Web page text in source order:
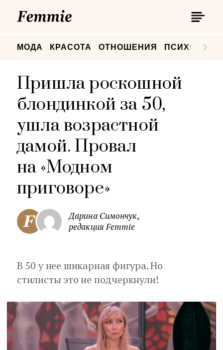
МОДА КРАСОТА ОТНОШЕНИЯ
Пришла роскошной
блондинкой за 50,
ушла возрастной
дамой. Провал
на «Модном
приговоре»
Дарина Симончук,
редакция Femmie
В 50 у нее шикарная фигура. Но
стилисты это не подчеркнули!